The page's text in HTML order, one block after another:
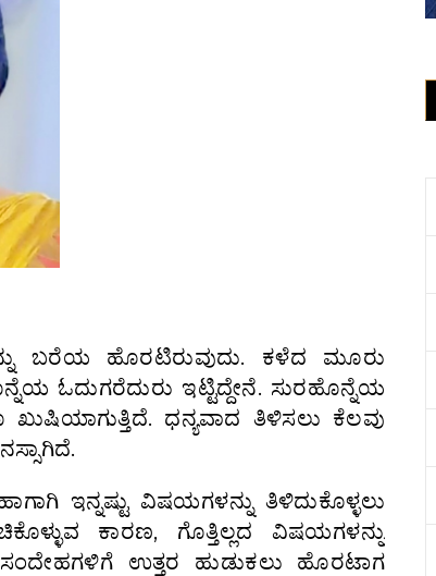
ಬರೆಯ ಹೊರಟಿರುವುದು. ಕಳೆದ ಮೂರು
ಓದುಗರೆದುರು‌ ಇಟ್ಟಿದ್ದೇನೆ. ಸುರಹೊನ್ನೆಯ‌
ಖುಷಿಯಾಗುತ್ತಿದೆ. ಧನ್ಯವಾದ ತಿಳಿಸಲು ಕೆಲವು
ಇನ್ನಷ್ಟು ವಿಷಯಗಳನ್ನು ತಿಳಿದುಕೊಳ್ಳಲು
ಕಾರಣ, ಗೊತ್ತಿಲ್ಲದ ವಿಷಯಗಳನ್ನು
ಉತ್ತರ ಹುಡುಕಲು ಹೊರಟಾಗ